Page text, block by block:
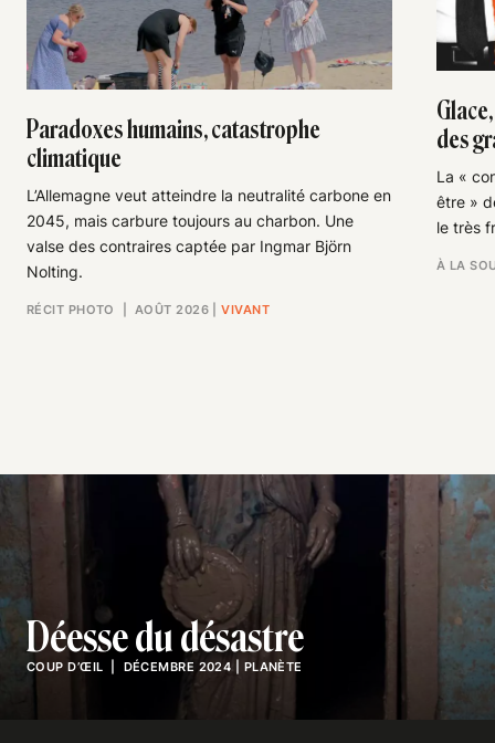
Paradoxes humains, catastrophe
climatique
L’Allemagne veut atteindre la neutralité carbone en
2045, mais carbure toujours au charbon. Une
valse des contraires captée par Ingmar Björn
Nolting.
RÉCIT PHOTO | AOÛT 2026 |VIVANT
des
La «
être »
le très
À LA
COUP D’ŒIL | DÉCEMBRE 2024 PLANÈTE
Déesse du désastre